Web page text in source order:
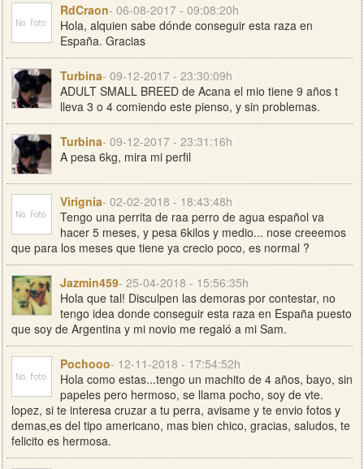
RdCraon- 06-08-2017 - 09:08:20h
Hola, alquien sabe dónde conseguir esta raza en
España. Gracias
Turbina- 09-12-2017 - 23:30:09h
ADULT SMALL BREED de Acana el mio tiene 9 años t
lleva 3 o 4 comiendo este pienso, y sin problemas.
Turbina- 09-12-2017 - 23:31:16h
A pesa 6kg, mira mi perfil
Virignia- 02-02-2018 - 18:43:48h
Tengo una perrita de raa perro de agua español va
hacer 5 meses, y pesa 6kilos y medio... nose creeemos
que para los meses que tiene ya crecio poco, es normal ?
Jazmin459- 25-04-2018 - 15:56:35h
Hola que tal! Disculpen las demoras por contestar, no
tengo idea donde conseguir esta raza en España puesto
que soy de Argentina y mi novio me regaló a mi Sam.
Pochooo- 12-11-2018 - 17:54:52h
Hola como estas...tengo un machito de 4 años, bayo, sin
papeles pero hermoso, se llama pocho, soy de vte.
lopez, si te interesa cruzar a tu perra, avisame y te envio fotos y
demas,es del tipo americano, mas bien chico, gracias, saludos, te
felicito es hermosa.